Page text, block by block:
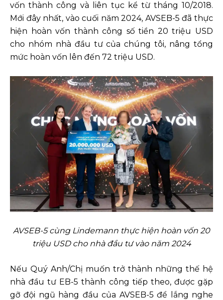
vốn thành công và liên tục kể từ tháng 10/2018.
Mới đây nhất, vào cuối năm 2024, AVSEB-5 đã thực
hiện hoàn vốn thành công số tiền 20 triệu USD
cho nhóm nhà đầu tư của chúng tôi, nâng tổng
mức hoàn vốn lên đến 72 triệu USD.
AVSEB-5 cùng Lindemann thực hiện hoàn vốn 20
triệu USD cho nhà đầu tư vào năm 2024
Nếu Quý Anh/Chị muốn trở thành những thế hệ
nhà đầu tư EB-5 thành công tiếp theo, được gặp
gỡ đội ngũ hàng đầu của AVSEB-5 để lắng nghe